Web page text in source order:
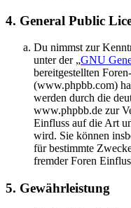
4. General Public
Du nimmst zur
unter der „GNU
bereitgestellten
(www.phpbb.com)
werden durch die
www.phpbb.de zur
Einfluss auf die Art
wird. Sie können
für bestimmte
fremder Foren
5. Gewährleistung